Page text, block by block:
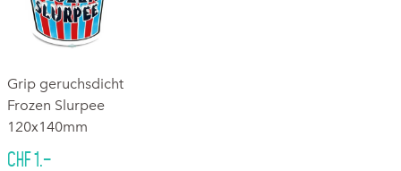
Grip geruchsdicht
Frozen Slurpee
120x140mm
CHF 1.–